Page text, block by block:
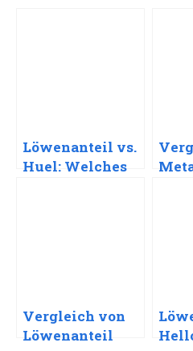
Löwenanteil vs.
Huel: Welches
Vergleich von
Löwenanteil